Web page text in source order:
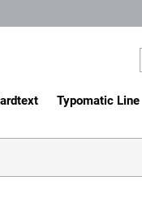
Typomatic Line